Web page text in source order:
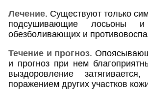
Лечение. Существуют только
подсушивающие лосьоны
обезболивающих и
Течение и прогноз.
и прогноз при нем
выздоровление
поражением других участков